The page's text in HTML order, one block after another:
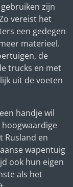
zijn
vereist het
een gedegen
materieel.
de
trucks en met
uit de voeten
handje wil
Rusland en
wapentuig
ook hun eigen
als het